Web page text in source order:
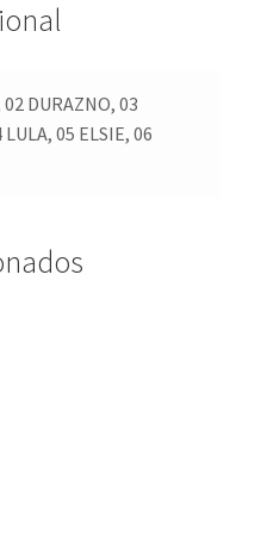
DURAZNO, 03
LULA, 05 ELSIE, 06